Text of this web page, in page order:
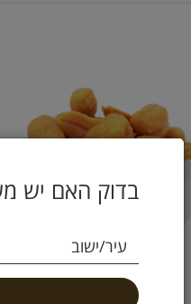
בדוק האם יש
עיר/ישוב